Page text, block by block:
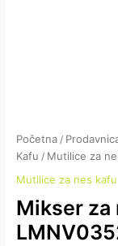
Početna /
Kafu / Mutilice za
Mutilice za nes kafu
Mikser za